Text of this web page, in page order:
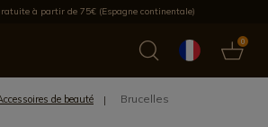
à partir de 75€ (Espagne continentale)
0
Dernières nouvelles Meilleures ventes
de beauté Brucelles